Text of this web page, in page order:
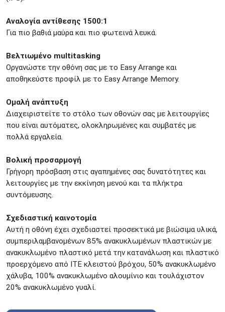
Αναλογία αντίθεσης 1500:1
Για πιο βαθιά μαύρα και πιο φωτεινά λευκά.
Βελτιωμένο multitasking
Οργανώστε την οθόνη σας με το Easy Arrange και
αποθηκεύστε προφίλ με το Easy Arrange Memory.
Ομαλή ανάπτυξη
Διαχειριστείτε το στόλο των οθονών σας με λειτουργίες
που είναι αυτόματες, ολοκληρωμένες και συμβατές με
πολλά εργαλεία.
Βολική προσαρμογή
Γρήγορη πρόσβαση στις αγαπημένες σας δυνατότητες και
λειτουργίες με την εκκίνηση μενού και τα πλήκτρα
συντόμευσης.
Σχεδιαστική καινοτομία
Αυτή η οθόνη έχει σχεδιαστεί προσεκτικά με βιώσιμα υλικά,
συμπεριλαμβανομένων 85% ανακυκλωμένων πλαστικών με
ανακυκλωμένο πλαστικό μετά την κατανάλωση και πλαστικό
προερχόμενο από ITE κλειστού βρόχου, 50% ανακυκλωμένο
χάλυβα, 100% ανακυκλωμένο αλουμίνιο και τουλάχιστον
20% ανακυκλωμένο γυαλί.